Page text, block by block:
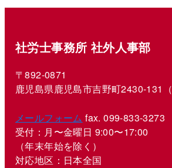
社労士事務所 社外人事部
〒892-0871
鹿児島県鹿児島市吉野町2430-131（
メールフォーム fax. 099-833-3273
受付：月〜金曜日 9:00〜17:00
（年末年始を除く）
対応地区：日本全国